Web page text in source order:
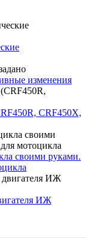
изменения
CRF450X,
своими руками.
ИЖ